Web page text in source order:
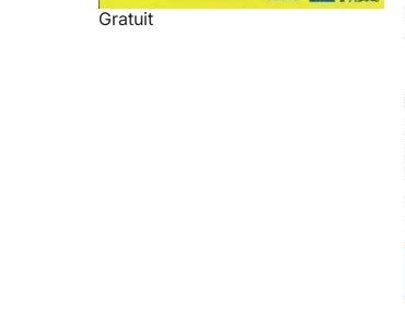
Gratuit